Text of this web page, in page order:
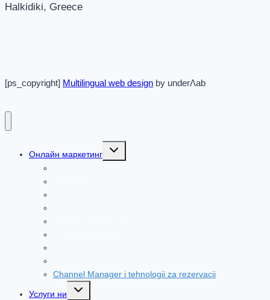
Halkidiki, Greece
[ps_copyright] Multilingual web design by underΛab
Онлайн маркетинг
Toggle
Channel Manager i tehnologii za rezervacii
Услуги ни
Toggle